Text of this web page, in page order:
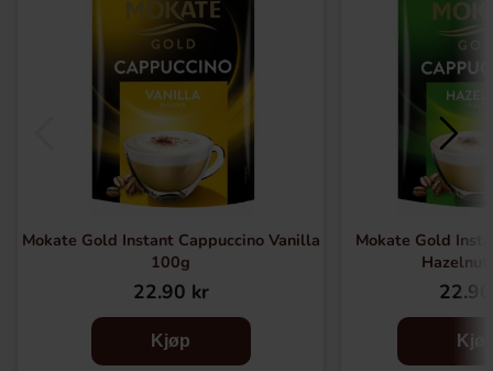
Mokate Gold Instant Cappuccino Vanilla
100g
22.90 kr
Kjøp
Mokate Gold